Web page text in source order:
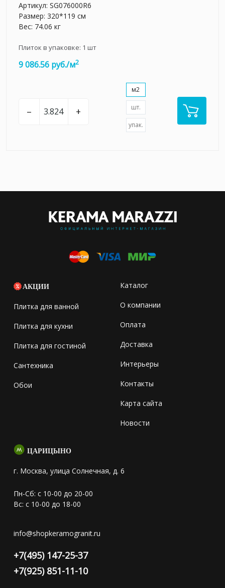
Артикул: SG076000R6
Размер: 320*119 см
Вес: 74.06 кг
Плиток в упаковке: 1 шт
9 086.56 руб./м2
– +
м2
шт.
упак.
АКЦИИ
Плитка для ванной
Плитка для кухни
Плитка для гостиной
Сантехника
Обои
Каталог
О компании
Оплата
Доставка
Интерьеры
Контакты
Карта сайта
Новости
ЦАРИЦЫНО
г. Москва, улица Солнечная, д. 6
Пн-Сб: с 10-00 до 20-00
Вс: с 10-00 до 18-00
info@shopkeramogranit.ru
+7(495) 147-25-37
+7(925) 851-11-10